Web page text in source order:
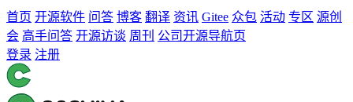
首页 开源软件 问答 博客 翻译 资讯 Gitee 众包 活动 专区 源创
会 高手问答 开源访谈 周刊 公司开源导航页
登录 注册